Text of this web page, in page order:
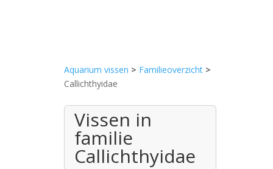
Aquarium vissen > Familieoverzicht >
Callichthyidae
Vissen in
familie
Callichthyidae